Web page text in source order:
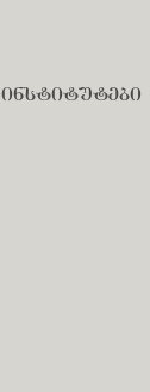
ინსტიტუტები